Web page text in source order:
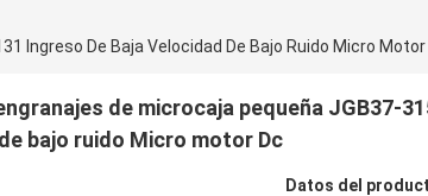
Ingreso De Baja Velocidad De Bajo Ruido Micro Motor
de microcaja pequeña JGB37-
bajo ruido Micro motor Dc
Datos del